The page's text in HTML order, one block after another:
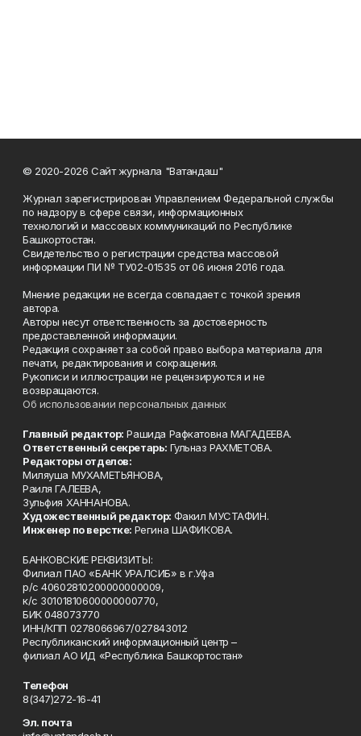
© 2020-2026 Сайт журнала "Ватандаш"
Журнал зарегистрирован Управлением Федеральной службы
по надзору в сфере связи, информационных
технологий и массовых коммуникаций по Республике
Башкортостан.
Свидетельство о регистрации средства массовой
информации ПИ № ТУ02-01535 от 06 июня 2016 года.
Мнение редакции не всегда совпадает с точкой зрения
автора.
Авторы несут ответственность за достоверность
предоставленной информации.
Редакция сохраняет за собой право выбора материала для
печати, редактирования и сокращения.
Рукописи и иллюстрации не рецензируются и не
возвращаются.
Об использовании персональных данных
Главный редактор: Рашида Рафкатовна МАГАДЕЕВА.
Ответственный секретарь: Гульназ РАХМЕТОВА.
Редакторы отделов:
Миляуша МУХАМЕТЬЯНОВА,
Раиля ГАЛЕЕВА,
Зульфия ХАННАНОВА.
Художественный редактор: Факил МУСТАФИН.
Инженер по верстке: Регина ШАФИКОВА.
БАНКОВСКИЕ РЕКВИЗИТЫ:
Филиал ПАО «БАНК УРАЛСИБ» в г.Уфа
р/с 40602810200000000009,
к/с 30101810600000000770,
БИК 048073770
ИНН/КПП 0278066967/027843012
Республиканский информационный центр –
филиал АО ИД «Республика Башкортостан»
Телефон
8(347)272-16-41
Эл. почта